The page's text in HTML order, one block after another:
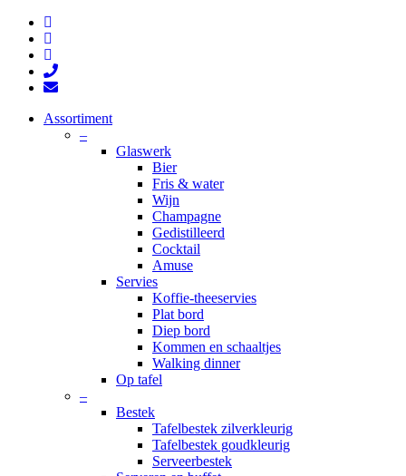
facebook
pinterest
instagram
phone
email
Close
Assortiment
–
Glaswerk
Bier
Fris & water
Wijn
Champagne
Gedistilleerd
Cocktail
Amuse
Servies
Koffie-theeservies
Plat bord
Diep bord
Kommen en schaaltjes
Walking dinner
Op tafel
–
Bestek
Tafelbestek zilverkleurig
Tafelbestek goudkleurig
Serveerbestek